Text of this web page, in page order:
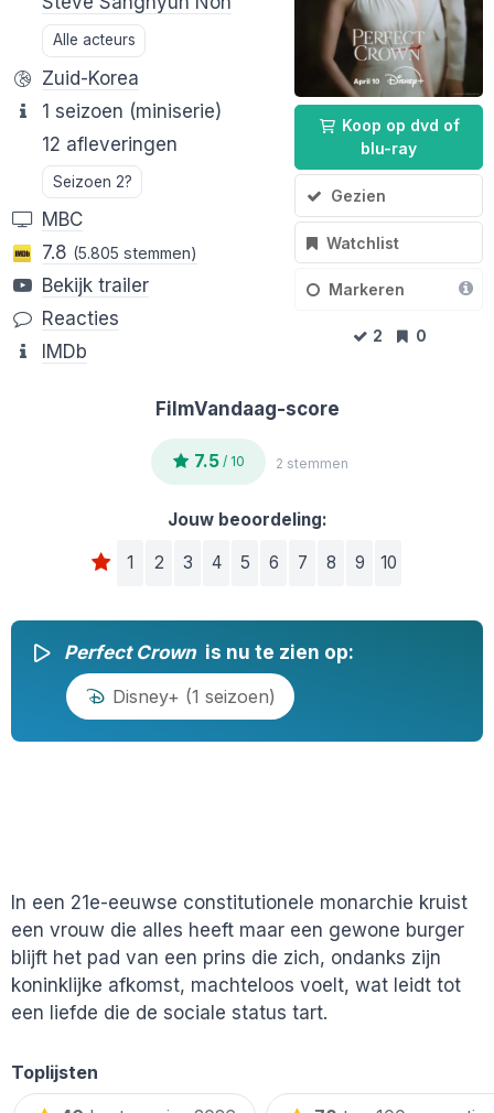
Koop op dvd of
blu-ray
Gezien
Watchlist
Markeren
2 0
Alle acteurs
Zuid-Korea
1 seizoen (miniserie)
12 afleveringen
Seizoen 2?
MBC
7.8 (5.805 stemmen)
Bekijk trailer
Reacties
IMDb
FilmVandaag-score
7.5/ 10 2 stemmen
Jouw beoordeling:
1 2 3 4 5 6 7 8 9 10
Perfect Crown is nu te zien op:
Disney+ (1 seizoen)
In een 21e-eeuwse constitutionele monarchie kruist
een vrouw die alles heeft maar een gewone burger
blijft het pad van een prins die zich, ondanks zijn
koninklijke afkomst, machteloos voelt, wat leidt tot
een liefde die de sociale status tart.
Toplijsten